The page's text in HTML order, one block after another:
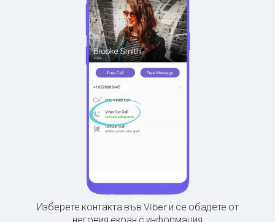
Изберете контакта във Viber и се обадете от
неговия екран с информация